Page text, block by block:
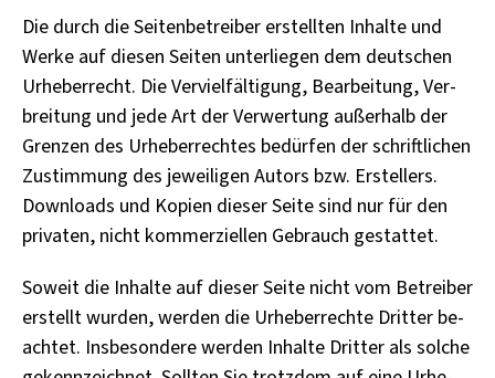
Die durch die Sei­ten­be­trei­ber er­stell­ten In­hal­te und
Werke auf die­sen Sei­ten un­ter­lie­gen dem deut­schen
Ur­he­ber­recht. Die Ver­viel­fäl­ti­gung, Be­ar­bei­tung, Ver­
brei­tung und jede Art der Ver­wer­tung au­ßer­halb der
Gren­zen des Ur­he­ber­rech­tes be­dür­fen der schrift­li­chen
Zu­stim­mung des je­wei­li­gen Au­tors bzw. Er­stel­lers.
Down­loads und Ko­pi­en die­ser Seite sind nur für den
pri­va­ten, nicht kom­mer­zi­el­len Ge­brauch ge­stat­tet.
So­weit die In­hal­te auf die­ser Seite nicht vom Be­trei­ber
er­stellt wur­den, wer­den die Ur­he­ber­rech­te Drit­ter be­
ach­tet. Ins­be­son­de­re wer­den In­hal­te Drit­ter als sol­che